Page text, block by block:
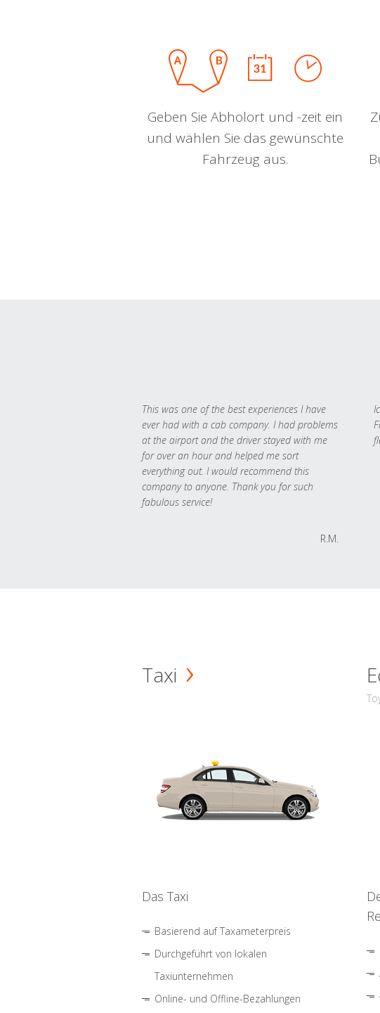
Geben Sie Abholort und -zeit ein
und wählen Sie das gewünschte
Fahrzeug aus.
This was one of the best experiences I have
ever had with a cab company. I had problems
at the airport and the driver stayed with me
for over an hour and helped me sort
everything out. I would recommend this
company to anyone. Thank you for such
fabulous service!
R.M.
Taxi
Das Taxi
Basierend auf Taxameterpreis
Durchgeführt von lokalen
Taxiunternehmen
Online- und Offline-Bezahlungen